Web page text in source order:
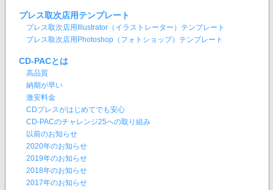
プレス取次店用テンプレート
プレス取次店用Illustrator（イラストレーター）テンプレート
プレス取次店用Photoshop（フォトショップ）テンプレート
CD-PACとは
高品質
納期が早い
激安料金
CDプレスがはじめてでも安心
CD-PACのチャレンジ25への取り組み
以前のお知らせ
2020年のお知らせ
2019年のお知らせ
2018年のお知らせ
2017年のお知らせ